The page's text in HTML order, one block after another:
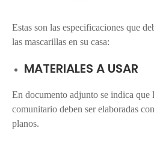
Estas son las especificaciones que
las mascarillas en su casa:
MATERIALES A USAR
En documento adjunto se indica que
comunitario deben ser elaboradas
planos.